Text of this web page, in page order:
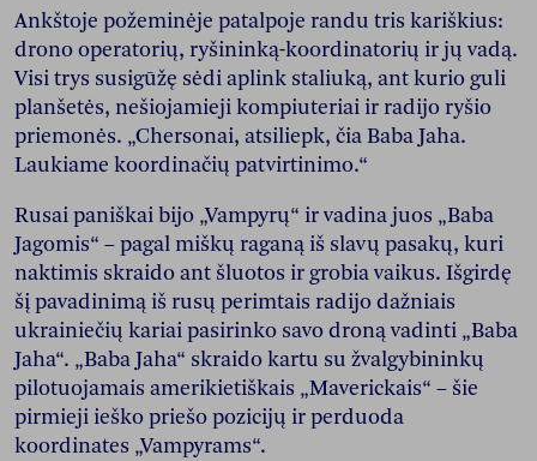
Ankštoje požeminėje patalpoje randu tris kariškius:
drono operatorių, ryšininką-koordinatorių ir jų vadą.
Visi trys susigūžę sėdi aplink staliuką, ant kurio guli
planšetės, nešiojamieji kompiuteriai ir radijo ryšio
priemonės. „Chersonai, atsiliepk, čia Baba Jaha.
Laukiame koordinačių patvirtinimo.“
Rusai paniškai bijo „Vampyrų“ ir vadina juos „Baba
Jagomis“ – pagal miškų raganą iš slavų pasakų, kuri
naktimis skraido ant šluotos ir grobia vaikus. Išgirdę
šį pavadinimą iš rusų perimtais radijo dažniais
ukrainiečių kariai pasirinko savo droną vadinti „Baba
Jaha“. „Baba Jaha“ skraido kartu su žvalgybininkų
pilotuojamais amerikietiškais „Maverickais“ – šie
pirmieji ieško priešo pozicijų ir perduoda
koordinates „Vampyrams“.